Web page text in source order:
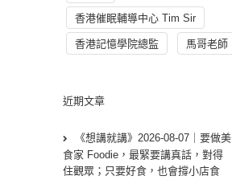
香港催眠輔導中心 Tim Sir
香港記憶學院總監 馬哥老師
近期文章
《想講就講》2026-08-07｜要做美
食家 Foodie，最緊要講真話，對得
住觀眾；只要好食，也會撐小店食